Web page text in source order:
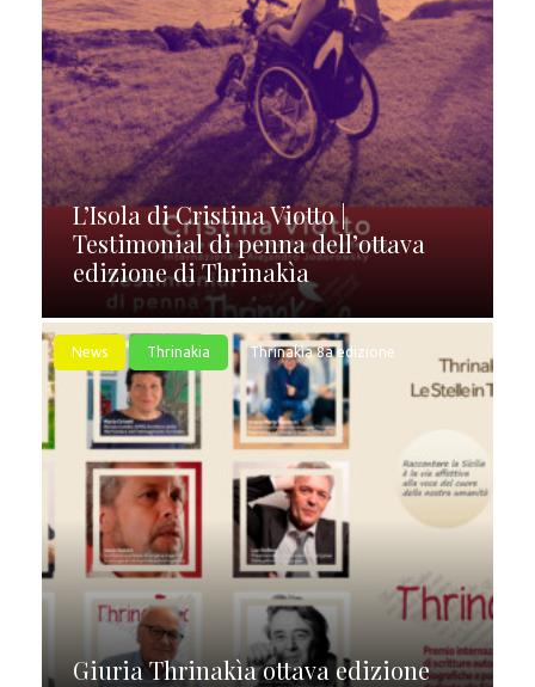
L’Isola di Cristina Viotto |
Testimonial di penna dell’ottava
edizione di Thrinakìa
News Thrinakia Thrinakìa 8a edizione
Giuria Thrinakìa ottava edizione